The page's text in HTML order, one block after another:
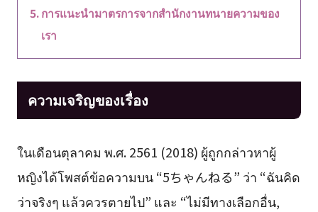
การแนะนำมาตรการจากสำนักงานทนายความของ
เรา
ความเจริญของเรื่อง
ในเดือนตุลาคม พ.ศ. 2561 (2018) ผู้ถูกกล่าวหาผู้
หญิงได้โพสต์ข้อความบน “5ちゃんねる” ว่า “ฉันคิด
ว่าจริงๆ แล้วควรตายไป” และ “ไม่มีทางเลือกอื่น,